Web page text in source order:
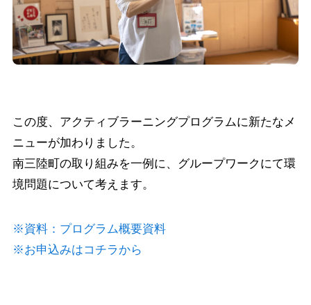
この度、アクティブラーニングプログラムに新たなメ
ニューが加わりました。
南三陸町の取り組みを一例に、グループワークにて環
境問題について考えます。
※資料：プログラム概要資料
※お申込みはコチラから